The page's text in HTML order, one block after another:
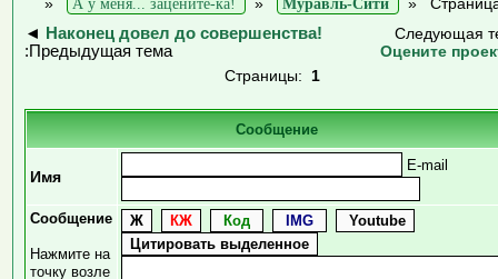
◄
Наконец довел до совершенства!
:Предыдущая тема
Следующая
Оцените
Страницы: 1
Сообщение
Имя
E-mail
Сообщение
Нажмите на
точку возле